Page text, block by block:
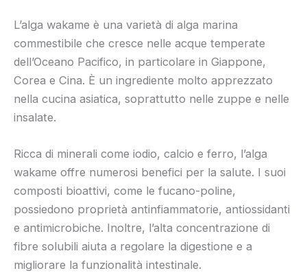
L’alga wakame è una varietà di alga marina
commestibile che cresce nelle acque temperate
dell’Oceano Pacifico, in particolare in Giappone,
Corea e Cina. È un ingrediente molto apprezzato
nella cucina asiatica, soprattutto nelle zuppe e nelle
insalate.
Ricca di minerali come iodio, calcio e ferro, l’alga
wakame offre numerosi benefici per la salute. I suoi
composti bioattivi, come le fucano-poline,
possiedono proprietà antinfiammatorie, antiossidanti
e antimicrobiche. Inoltre, l’alta concentrazione di
fibre solubili aiuta a regolare la digestione e a
migliorare la funzionalità intestinale.